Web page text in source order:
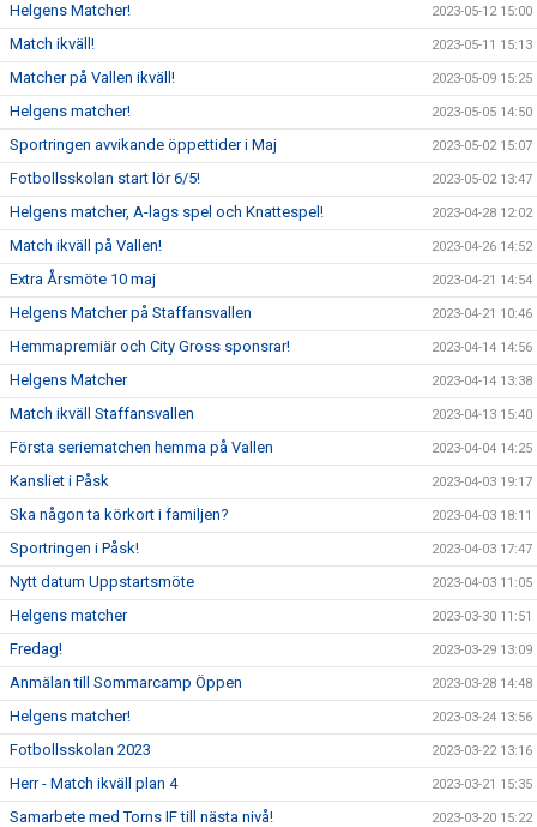
Helgens Matcher! 2023-05-12 15:00
Match ikväll! 2023-05-11 15:13
Matcher på Vallen ikväll! 2023-05-09 15:25
Helgens matcher! 2023-05-05 14:50
Sportringen avvikande öppettider i Maj 2023-05-02 15:07
Fotbollsskolan start lör 6/5! 2023-05-02 13:47
Helgens matcher, A-lags spel och Knattespel! 2023-04-28 12:02
Match ikväll på Vallen! 2023-04-26 14:52
Extra Årsmöte 10 maj 2023-04-21 14:54
Helgens Matcher på Staffansvallen 2023-04-21 10:46
Hemmapremiär och City Gross sponsrar! 2023-04-14 14:56
Helgens Matcher 2023-04-14 13:38
Match ikväll Staffansvallen 2023-04-13 15:40
Första seriematchen hemma på Vallen 2023-04-04 14:25
Kansliet i Påsk 2023-04-03 19:17
Ska någon ta körkort i familjen? 2023-04-03 18:11
Sportringen i Påsk! 2023-04-03 17:47
Nytt datum Uppstartsmöte 2023-04-03 11:05
Helgens matcher 2023-03-30 11:51
Fredag! 2023-03-29 13:09
Anmälan till Sommarcamp Öppen 2023-03-28 14:48
Helgens matcher! 2023-03-24 13:56
Fotbollsskolan 2023 2023-03-22 13:16
Herr - Match ikväll plan 4 2023-03-21 15:35
Samarbete med Torns IF till nästa nivå! 2023-03-20 15:22